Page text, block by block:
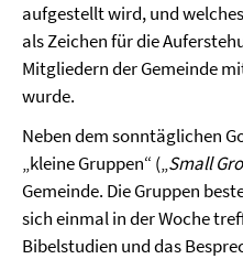
aufgestellt wird, und
als Zeichen für die
Mitgliedern der Gemeinde
wurde.
Neben dem sonntäglichen
„kleine Gruppen“ („Small
Gemeinde. Die Gruppen
sich einmal in der Woche
Bibelstudien und das